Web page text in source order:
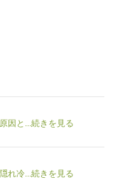
因と...続きを見る
れ冷...続きを見る